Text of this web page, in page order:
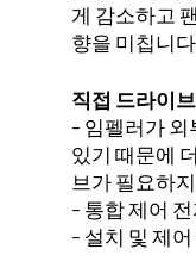
게 감소하고
향을 미칩니다..
직접 드라이브
– 임펠러가
있기 때문에
브가 필요하
– 통합 제어
– 설치 및 제